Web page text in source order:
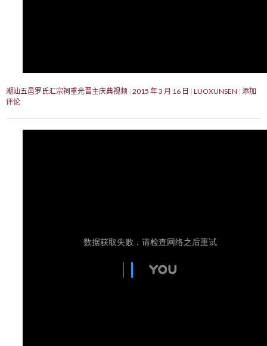
潮汕五邑罗氏汇宗祠重光晋主庆典视频 2015 年 3 月 16 日 LUOXUNSEN 添加
评论